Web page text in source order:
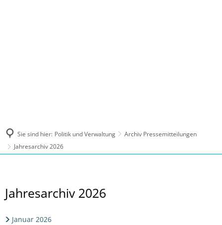
Sie sind hier: Politik und Verwaltung
Archiv Pressemitteilungen
Jahresarchiv 2026
Jahresarchiv
Jahresarchiv 2026
Januar 2026